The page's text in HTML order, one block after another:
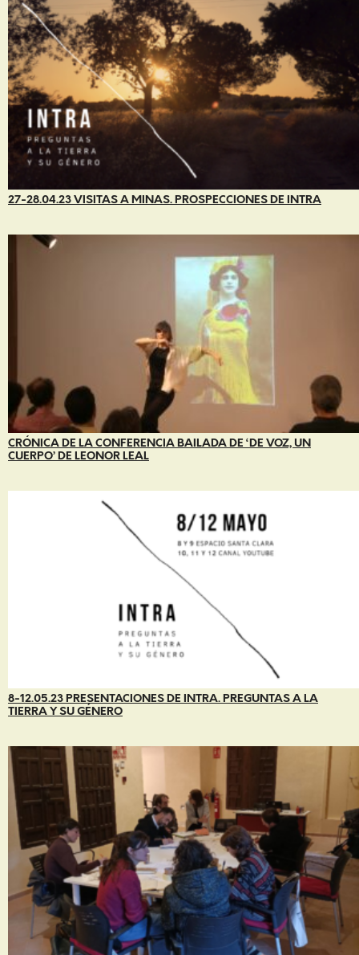
27-28.04.23 VISITAS A MINAS. PROSPECCIONES DE INTRA
CRÓNICA DE LA CONFERENCIA BAILADA DE ‘DE VOZ, UN
CUERPO’ DE LEONOR LEAL
8-12.05.23 PRESENTACIONES DE INTRA. PREGUNTAS A LA
TIERRA Y SU GÉNERO